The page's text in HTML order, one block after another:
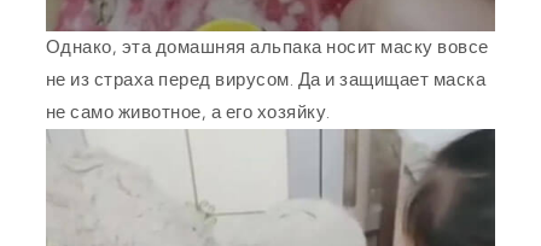
Однако, эта домашняя альпака носит маску вовсе
не из страха перед вирусом. Да и защищает маска
не само животное, а его хозяйку.